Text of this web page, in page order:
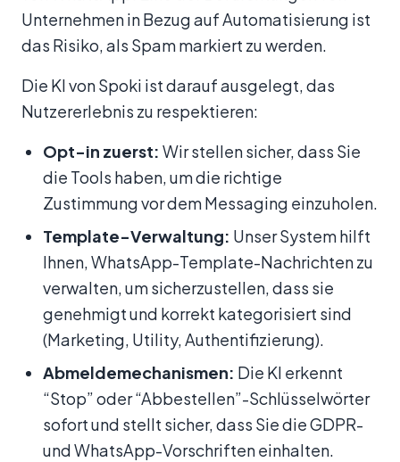
Unternehmen in Bezug auf Automatisierung ist
das Risiko, als Spam markiert zu werden.
Die KI von Spoki ist darauf ausgelegt, das
Nutzererlebnis zu respektieren:
Opt-in zuerst: Wir stellen sicher, dass Sie
die Tools haben, um die richtige
Zustimmung vor dem Messaging einzuholen.
Template-Verwaltung: Unser System hilft
Ihnen, WhatsApp-Template-Nachrichten zu
verwalten, um sicherzustellen, dass sie
genehmigt und korrekt kategorisiert sind
(Marketing, Utility, Authentifizierung).
Abmeldemechanismen: Die KI erkennt
“Stop” oder “Abbestellen”-Schlüsselwörter
sofort und stellt sicher, dass Sie die GDPR-
und WhatsApp-Vorschriften einhalten.